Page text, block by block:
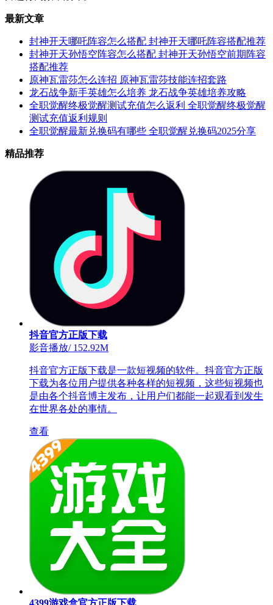
最新文章
封神开天哪吒阵容怎么搭配 封神开天哪吒阵容搭配推荐
封神开天孙悟空阵容怎么搭配 封神开天孙悟空前期阵容
搭配推荐
原神瓦雷莎怎么连招 原神瓦雷莎技能连招套路
龙石战争新手英雄怎么培养 龙石战争英雄培养攻略
全职觉醒终极觉醒测试充值怎么返利 全职觉醒终极觉醒
测试充值返利规则
全职觉醒最新兑换码有哪些 全职觉醒兑换码2025分享
精品推荐
抖音官方正版下载
影音播放/152.92M
抖音官方正版下载是一款短视频的软件。抖音官方正版
下载为各位用户提供各种各样的短视频，这些短视频也
是由各个抖音博主发布，让用户们都能一起观看到发生
在世界各处的事情。
查看